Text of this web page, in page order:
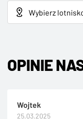
OPINIE
Wojtek
25.03.2025